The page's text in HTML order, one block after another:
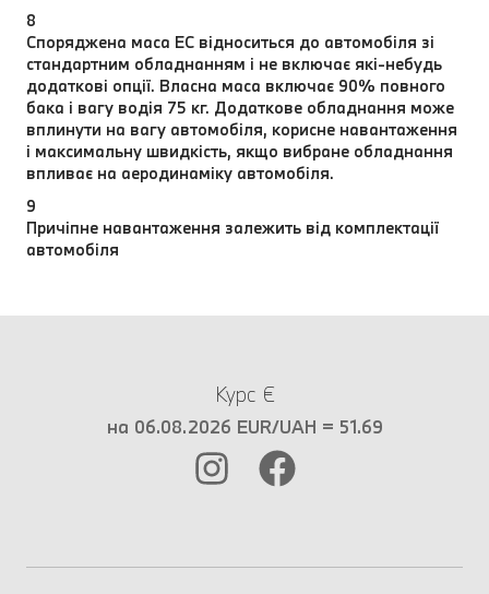
8
Споряджена маса EC відноситься до автомобіля зі
стандартним обладнанням і не включає які-небудь
додаткові опції. Власна маса включає 90% повного
бака і вагу водія 75 кг. Додаткове обладнання може
вплинути на вагу автомобіля, корисне навантаження
і максимальну швидкість, якщо вибране обладнання
впливає на аеродинаміку автомобіля.
9
Причіпне навантаження залежить від комплектації
автомобіля
Курс €
на 06.08.2026 EUR/UAH = 51.69